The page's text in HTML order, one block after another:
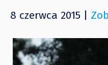
8 czerwca 2015 |